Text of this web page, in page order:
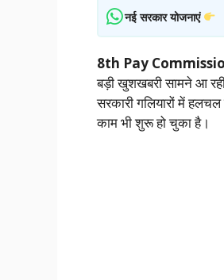
नई सरकार योजनाएं
8th Pay
बड़ी खुशखबरी सामने आ
सरकारी गलियारों में
काम भी शुरू हो चुका है।